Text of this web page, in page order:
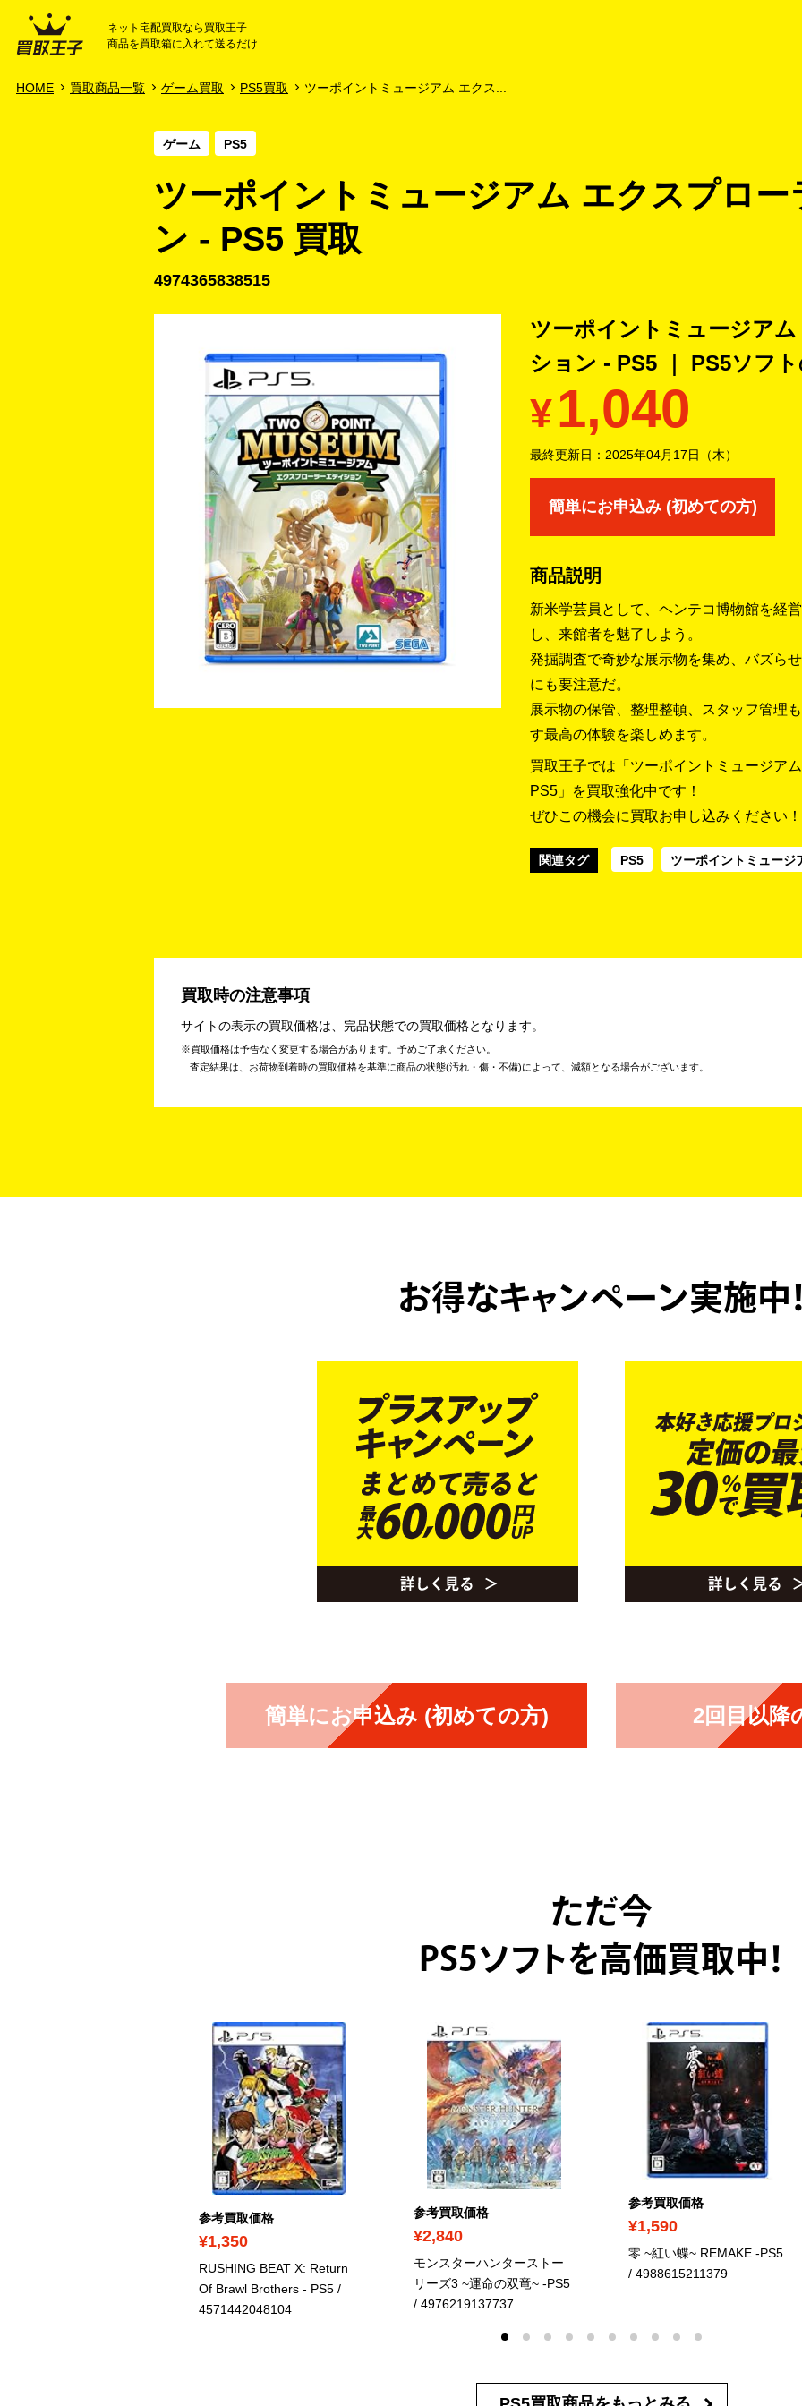
HOME
ネット宅配買取なら買取王子
商品を買取箱に入れて送るだけ
HOME 買取商品一覧 ゲーム買取 PS5買取 ツーポイントミュージアム エクス...
ゲーム PS5
ツーポイントミュージアム エクスプロ
ン - PS5 買取
4974365838515
ツーポイントミュージア
ション - PS5 ｜ PS5ソフ
¥1,040
最終更新日： 2025年04月17日（木）
簡単にお申込み (初めての方)
商品説明
新米学芸員として、ヘンテコ博物館を経
し、来館者を魅了しよう。
発掘調査で奇妙な展示物を集め、バズら
にも要注意だ。
展示物の保管、整理整頓、スタッフ管理
す最高の体験を楽しめます。
買取王子では「ツーポイントミュージア
PS5」を買取強化中です！
ぜひこの機会に買取お申し込みください！
関連タグ PS5 ツーポイントミュージ
買取時の注意事項
サイトの表示の買取価格は、完品状態での買取価格となります。
買取価格は予告なく変更する場合があります。予めご了承ください。
査定結果は、お荷物到着時の買取価格を基準に商品の状態(汚れ・傷・不備)によって、減額となる場合がございます。
お得なキャンペーン実施中
簡単にお申込み (初めての方) 2回目以降
ただ今
PS5ソフトを高価買取中！
参考買取価格
¥1,350
RUSHING BEAT X: Return
Of Brawl Brothers - PS5 /
4571442048104
参考買取価格
¥2,840
モンスターハンターストー
リーズ3 ~運命の双竜~ -PS5
/ 4976219137737
参考買取価格
¥1,590
零 ~紅い蝶~ REMAKE -PS5
/ 4988615211379